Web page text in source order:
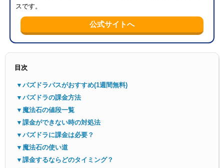
スです。
公式サイトへ
目次
▼パズドラパスがおすすめ(1週間無料)
▼パズドラの課金方法
▼魔法石の値段一覧
▼課金ができない時の対処法
▼パズドラに課金は必要？
▼魔法石の使い道
▼課金するならどのタイミング？